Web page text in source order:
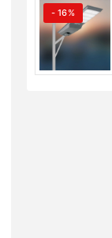
- 16%